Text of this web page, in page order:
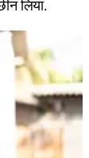
लिया.